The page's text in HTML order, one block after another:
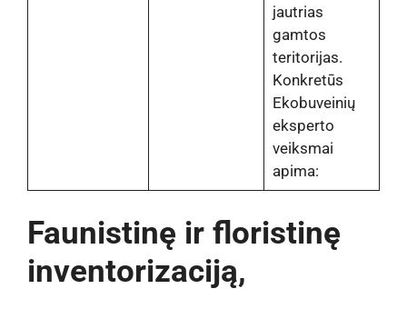
jautrias
gamtos
teritorijas.
Konkretūs
Ekobuveinių
eksperto
veiksmai
apima:
Faunistinę ir floristinę
inventorizaciją,